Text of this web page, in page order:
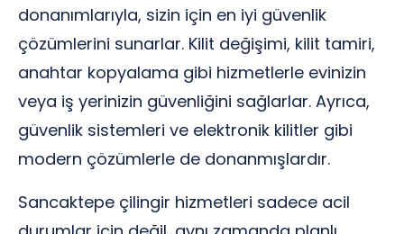
donanımlarıyla, sizin için en iyi güvenlik
çözümlerini sunarlar. Kilit değişimi, kilit tamiri,
anahtar kopyalama gibi hizmetlerle evinizin
veya iş yerinizin güvenliğini sağlarlar. Ayrıca,
güvenlik sistemleri ve elektronik kilitler gibi
modern çözümlerle de donanmışlardır.
Sancaktepe çilingir hizmetleri sadece acil